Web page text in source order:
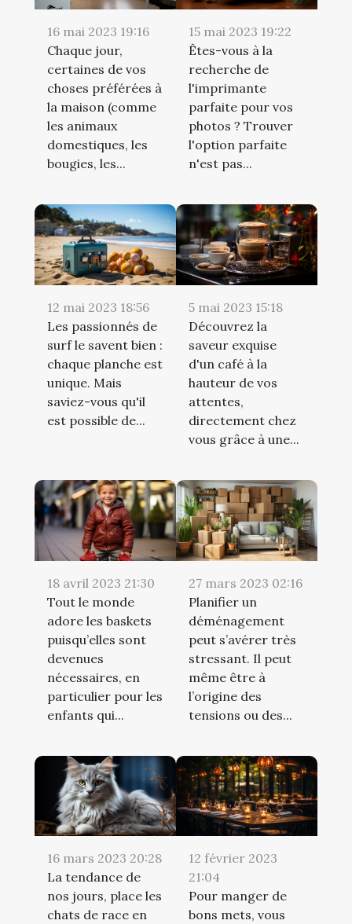
16 mai 2023 19:16
Chaque jour,
certaines de vos
choses préférées à
la maison (comme
les animaux
domestiques, les
bougies, les...
15 mai 2023 19:22
Êtes-vous à la
recherche de
l'imprimante
parfaite pour vos
photos ? Trouver
l'option parfaite
n'est pas...
12 mai 2023 18:56
Les passionnés de
surf le savent bien :
chaque planche est
unique. Mais
saviez-vous qu'il
est possible de...
5 mai 2023 15:18
Découvrez la
saveur exquise
d'un café à la
hauteur de vos
attentes,
directement chez
vous grâce à une...
18 avril 2023 21:30
Tout le monde
adore les baskets
puisqu’elles sont
devenues
nécessaires, en
particulier pour les
enfants qui...
27 mars 2023 02:16
Planifier un
déménagement
peut s’avérer très
stressant. Il peut
même être à
l’origine des
tensions ou des...
16 mars 2023 20:28
La tendance de
nos jours, place les
chats de race en
12 février 2023
21:04
Pour manger de
bons mets, vous